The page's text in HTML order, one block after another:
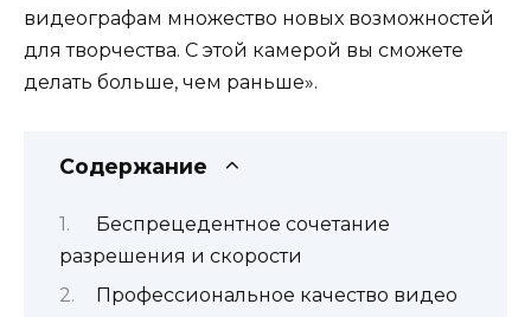
видеографам множество новых возможностей
для творчества. С этой камерой вы сможете
делать больше, чем раньше».
Содержание
Беспрецедентное сочетание
разрешения и скорости
Профессиональное качество видео